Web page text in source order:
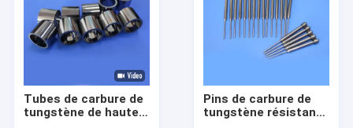
Tubes de carbure de
tungstène de haute
Pins de carbure de
tungstène résistant